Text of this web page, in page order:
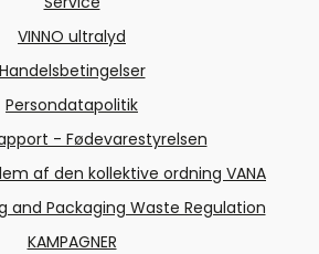
VINNO ultralyd
Handelsbetingelser
Persondatapolitik
- Fødevarestyrelsen
af den kollektive ordning VANA
and Packaging Waste Regulation
KAMPAGNER